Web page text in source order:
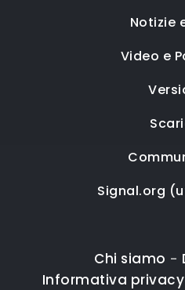
Notizie
Video e
Signal.org
Chi siamo -
Informativa privacy